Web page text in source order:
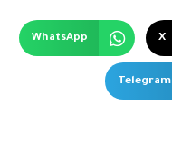
X
WhatsApp
Telegram